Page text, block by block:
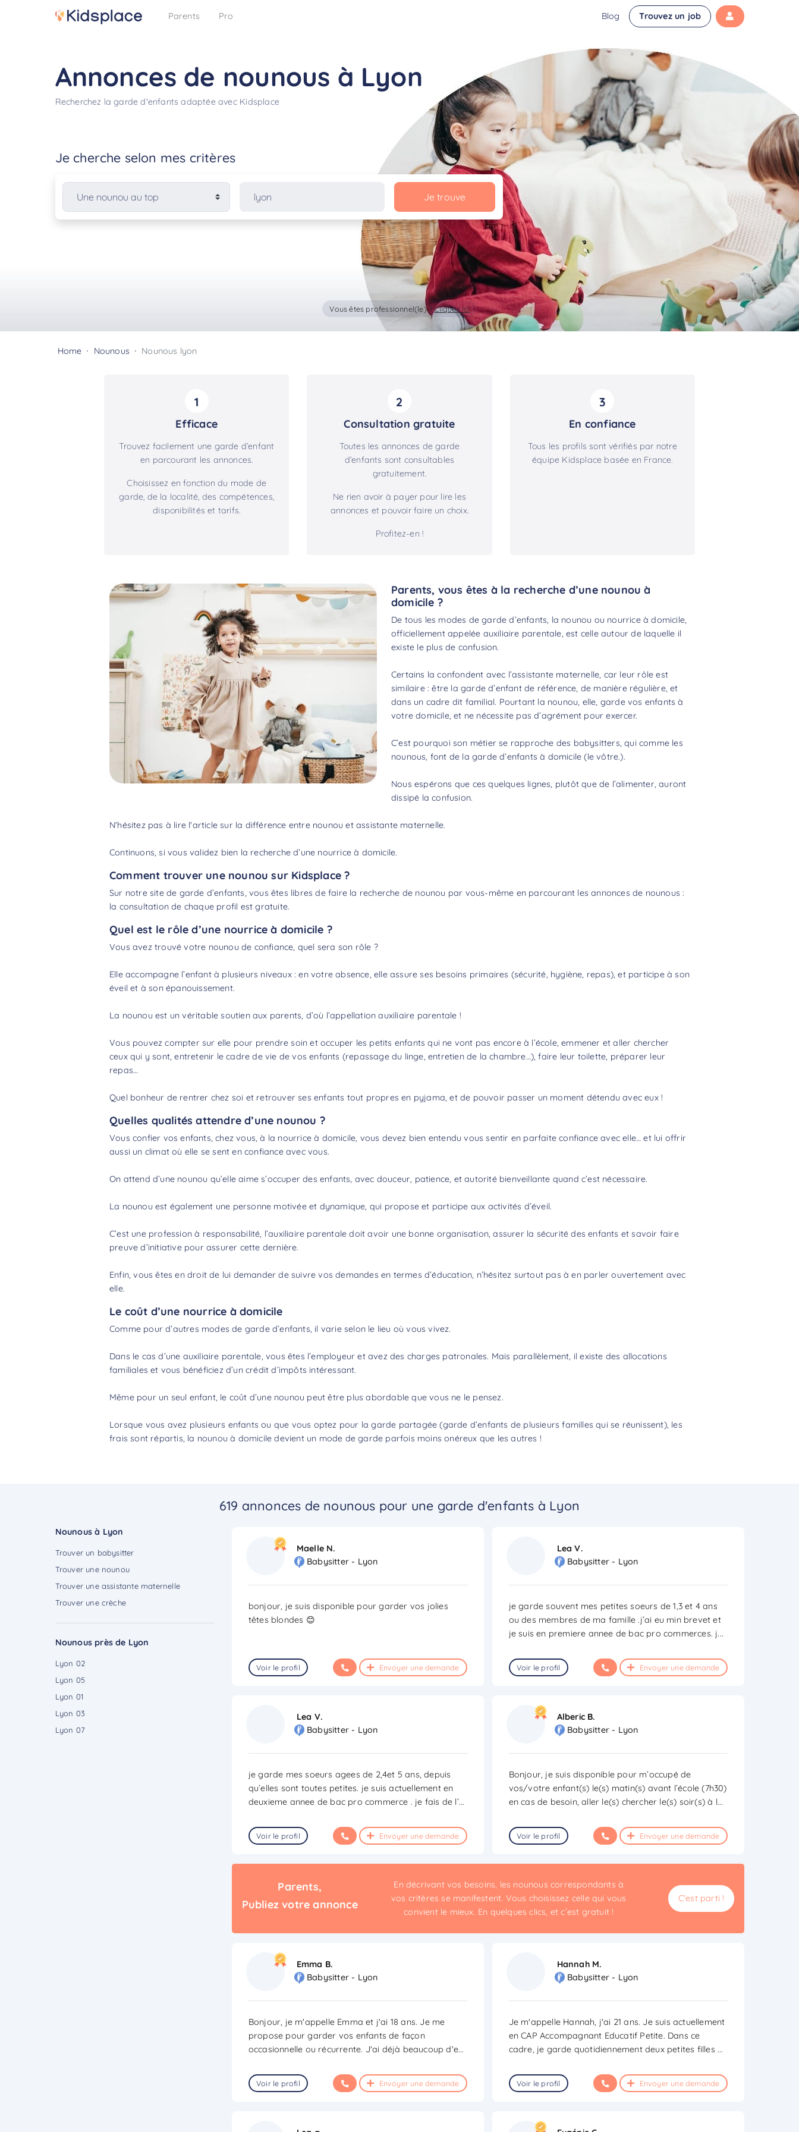
Parents Pro Blog Trouvez un job
Annonces de nounous à Lyon
Recherchez la garde d'enfants adaptée avec Kidsplace
Je cherche selon mes critères
Je trouve
Vous êtes professionnel(le) ?Cliquez ici
Home Nounous Nounous lyon
1
Efficace
Trouvez facilement une garde d’enfant
en parcourant les annonces.
Choisissez en fonction du mode de
garde, de la localité, des compétences,
disponibilités et tarifs.
2
Consultation gratuite
Toutes les annonces de garde
d’enfants sont consultables
gratuitement.
Ne rien avoir à payer pour lire les
annonces et pouvoir faire un choix.
Profitez-en !
3
En confiance
Tous les profils sont vérifiés par notre
équipe Kidsplace basée en France.
Parents, vous êtes à la recherche d’une nounou à
domicile ?
De tous les modes de garde d’enfants, la nounou ou nourrice à domicile,
officiellement appelée auxiliaire parentale, est celle autour de laquelle il
existe le plus de confusion.
Certains la confondent avec l’assistante maternelle, car leur rôle est
similaire : être la garde d’enfant de référence, de manière régulière, et
dans un cadre dit familial. Pourtant la nounou, elle, garde vos enfants à
votre domicile, et ne nécessite pas d’agrément pour exercer.
C’est pourquoi son métier se rapproche des babysitters , qui comme les
nounous, font de la garde d’enfants à domicile (le vôtre.).
Nous espérons que ces quelques lignes, plutôt que de l’alimenter, auront
dissipé la confusion.
N'hésitez pas à lire l'article sur la différence entre nounou et assistante maternelle.
Continuons, si vous validez bien la recherche d’une nourrice à domicile.
Comment trouver une nounou sur Kidsplace ?
Sur notre site de garde d’enfants, vous êtes libres de faire la recherche de nounou par vous-même en parcourant les annonces de nounous :
la consultation de chaque profil est gratuite.
Quel est le rôle d’une nourrice à domicile ?
Vous avez trouvé votre nounou de confiance, quel sera son rôle ?
Elle accompagne l’enfant à plusieurs niveaux : en votre absence, elle assure ses besoins primaires (sécurité, hygiène, repas), et participe à son
éveil et à son épanouissement.
La nounou est un véritable soutien aux parents, d’où l’appellation auxiliaire parentale !
Vous pouvez compter sur elle pour prendre soin et occuper les petits enfants qui ne vont pas encore à l’école, emmener et aller chercher
ceux qui y sont, entretenir le cadre de vie de vos enfants (repassage du linge, entretien de la chambre…), faire leur toilette, préparer leur
repas…
Quel bonheur de rentrer chez soi et retrouver ses enfants tout propres en pyjama, et de pouvoir passer un moment détendu avec eux !
Quelles qualités attendre d’une nounou ?
Vous confier vos enfants, chez vous, à la nourrice à domicile, vous devez bien entendu vous sentir en parfaite confiance avec elle… et lui offrir
aussi un climat où elle se sent en confiance avec vous.
On attend d’une nounou qu’elle aime s’occuper des enfants, avec douceur, patience, et autorité bienveillante quand c’est nécessaire.
La nounou est également une personne motivée et dynamique, qui propose et participe aux activités d’éveil.
C’est une profession à responsabilité, l’auxiliaire parentale doit avoir une bonne organisation, assurer la sécurité des enfants et savoir faire
preuve d’initiative pour assurer cette dernière.
Enfin, vous êtes en droit de lui demander de suivre vos demandes en termes d’éducation, n’hésitez surtout pas à en parler ouvertement avec
elle.
Le coût d’une nourrice à domicile
Comme pour d’autres modes de garde d’enfants, il varie selon le lieu où vous vivez.
Dans le cas d’une auxiliaire parentale, vous êtes l’employeur et avez des charges patronales. Mais parallèlement, il existe des allocations
familiales et vous bénéficiez d’un crédit d’impôts intéressant.
Même pour un seul enfant, le coût d’une nounou peut être plus abordable que vous ne le pensez.
Lorsque vous avez plusieurs enfants ou que vous optez pour la garde partagée (garde d’enfants de plusieurs familles qui se réunissent), les
frais sont répartis, la nounou à domicile devient un mode de garde parfois moins onéreux que les autres !
619 annonces de nounous pour une garde d'enfants à Lyon
Nounous à Lyon
Trouver un babysitter
Trouver une nounou
Trouver une assistante maternelle
Trouver une crèche
Nounous près de Lyon
Lyon 02
Lyon 05
Lyon 01
Lyon 03
Lyon 07
Maelle N.
Babysitter - Lyon
bonjour, je suis disponible pour garder vos jolies
têtes blondes 😊
Voir le profil Envoyer une demande
Lea V.
Babysitter - Lyon
je garde souvent mes petites soeurs de 1,3 et 4 ans
ou des membres de ma famille .j’ai eu min brevet et
je suis en premiere annee de bac pro commerces. j...
Voir le profil Envoyer une demande
Lea V.
Babysitter - Lyon
je garde mes soeurs agees de 2,4et 5 ans, depuis
qu’elles sont toutes petites. je suis actuellement en
deuxieme annee de bac pro commerce . je fais de l’...
Voir le profil Envoyer une demande
Alberic B.
Babysitter - Lyon
Bonjour, je suis disponible pour m’occupé de
vos/votre enfant(s) le(s) matin(s) avant l’école (7h30)
en cas de besoin, aller le(s) chercher le(s) soir(s) à l...
Voir le profil Envoyer une demande
Parents,
Publiez votre annonce
En décrivant vos besoins, les nounous correspondants à
vos critères se manifestent. Vous choisissez celle qui vous
convient le mieux. En quelques clics, et c’est gratuit !
C'est parti !
Emma B.
Babysitter - Lyon
Bonjour, je m'appelle Emma et j'ai 18 ans. Je me
propose pour garder vos enfants de façon
occasionnelle ou récurrente. J'ai déjà beaucoup d'e...
Voir le profil Envoyer une demande
Hannah M.
Babysitter - Lyon
Je m'appelle Hannah, j'ai 21 ans. Je suis actuellement
en CAP Accompagnant Educatif Petite. Dans ce
cadre, je garde quotidiennement deux petites filles ...
Voir le profil Envoyer une demande